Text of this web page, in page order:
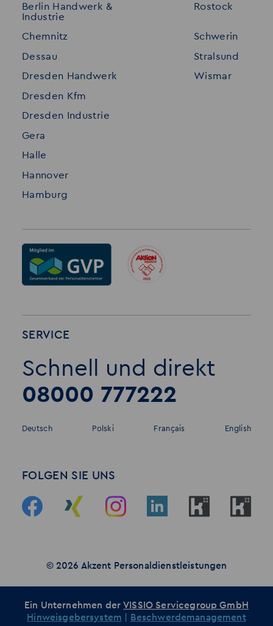
Standorte
Datenschutz
Impressum
Berlin Handwerk &
Industrie
Chemnitz
Dessau
Dresden Handwerk
Dresden Kfm
Dresden Industrie
Gera
Halle
Hannover
Hamburg
Rostock
Schwerin
Stralsund
Wismar
SERVICE
Schnell und direkt
08000 777222
Deutsch Polski Français English
FOLGEN SIE UNS
© 2026 Akzent Personaldienstleistungen
Ein Unternehmen derVISSIO Servicegroup GmbH
Hinweisgebersystem
Beschwerdemanagement